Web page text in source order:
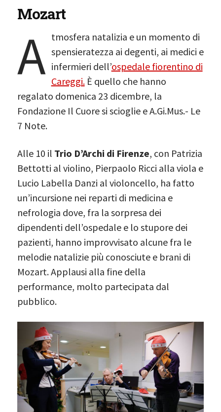
Mozart
A tmosfera natalizia e un momento di
spensieratezza ai degenti, ai medici e
infermieri dell’ospedale fiorentino di
Careggi.È quello che hanno
regalato domenica 23 dicembre, la
Fondazione Il Cuore si scioglie e A.Gi.Mus.- Le
7 Note.
Alle 10 il Trio D’Archi di Firenze, con Patrizia
Bettotti al violino, Pierpaolo Ricci alla viola e
Lucio Labella Danzi al violoncello, ha fatto
un’incursione nei reparti di medicina e
nefrologia dove, fra la sorpresa dei
dipendenti dell’ospedale e lo stupore dei
pazienti, hanno improvvisato alcune fra le
melodie natalizie più conosciute e brani di
Mozart. Applausi alla fine della
performance, molto partecipata dal
pubblico.